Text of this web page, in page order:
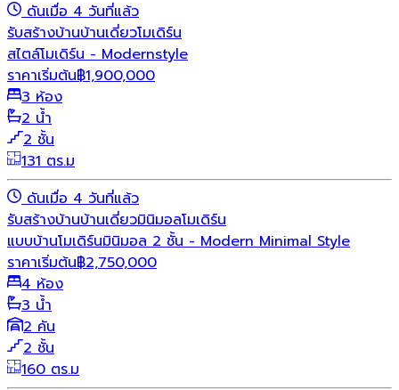
ดันเมื่อ 4 วันที่แล้ว
รับสร้างบ้านบ้านเดี่ยวโมเดิร์น
สไตล์โมเดิร์น - Modernstyle
ราคาเริ่มต้น฿1,900,000
3 ห้อง
2 น้ำ
2 ชั้น
131 ตร.ม
ดันเมื่อ 4 วันที่แล้ว
รับสร้างบ้านบ้านเดี่ยวมินิมอลโมเดิร์น
แบบบ้านโมเดิร์นมินิมอล 2 ชั้น - Modern Minimal Style
ราคาเริ่มต้น฿2,750,000
4 ห้อง
3 น้ำ
2 คัน
2 ชั้น
160 ตร.ม